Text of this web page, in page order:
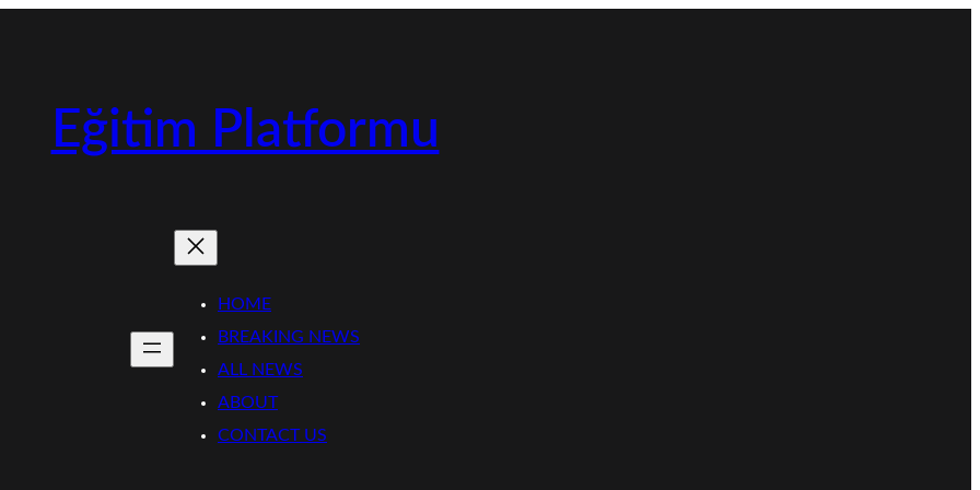
Eğitim Platformu
HOME
BREAKING NEWS
ALL NEWS
ABOUT
CONTACT US